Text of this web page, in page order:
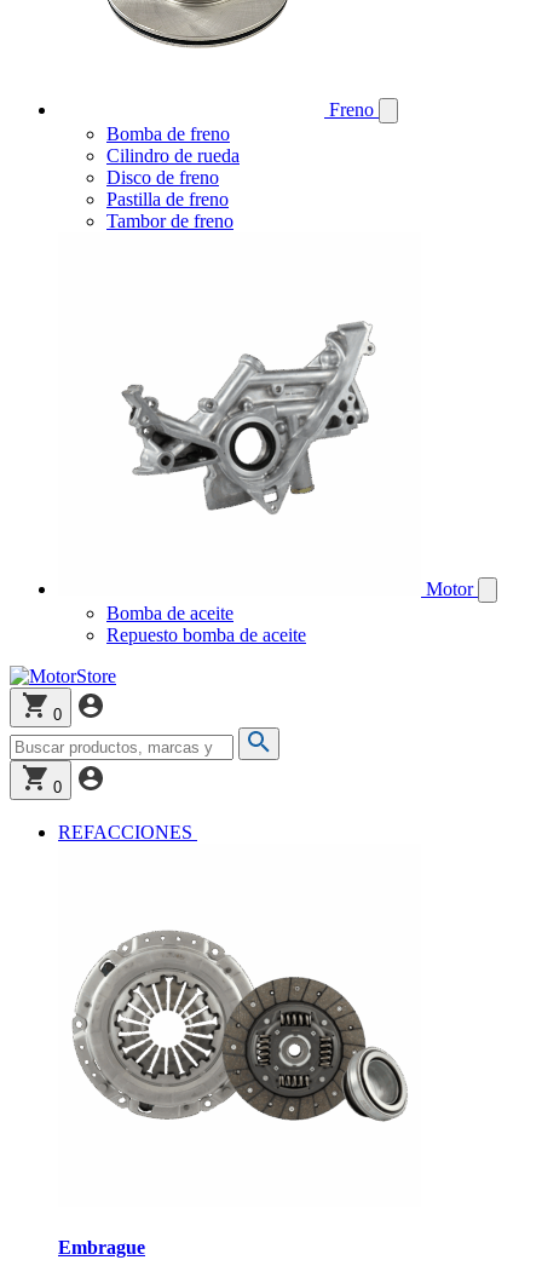
Freno
Bomba de freno
Cilindro de rueda
Disco de freno
Pastilla de freno
Tambor de freno
Motor
Bomba de aceite
Repuesto bomba de aceite
0
0
REFACCIONES
Embrague